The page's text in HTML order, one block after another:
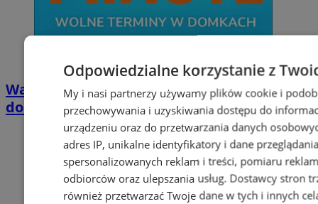
Wakacyjny wypoczynek nad Bałtykiem w
domkach Szmaragdowe Morze
Odpowiedzialne korzystanie z
My i nasi partnerzy używamy plików cookie i
przechowywania i uzyskiwania dostępu do
urządzeniu oraz do przetwarzania danych
adres IP, unikalne identyfikatory i dane
spersonalizowanych reklam i treści, pomiaru
odbiorców oraz ulepszania usług. Dostawcy stron
również przetwarzać Twoje dane w tych i innych